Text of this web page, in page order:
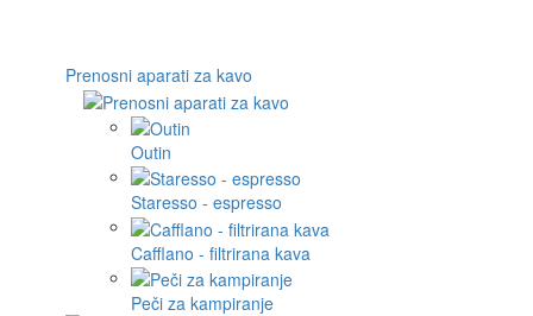
Prenosni aparati za kavo
Outin
Staresso - espresso
Cafflano - filtrirana kava
Peči za kampiranje